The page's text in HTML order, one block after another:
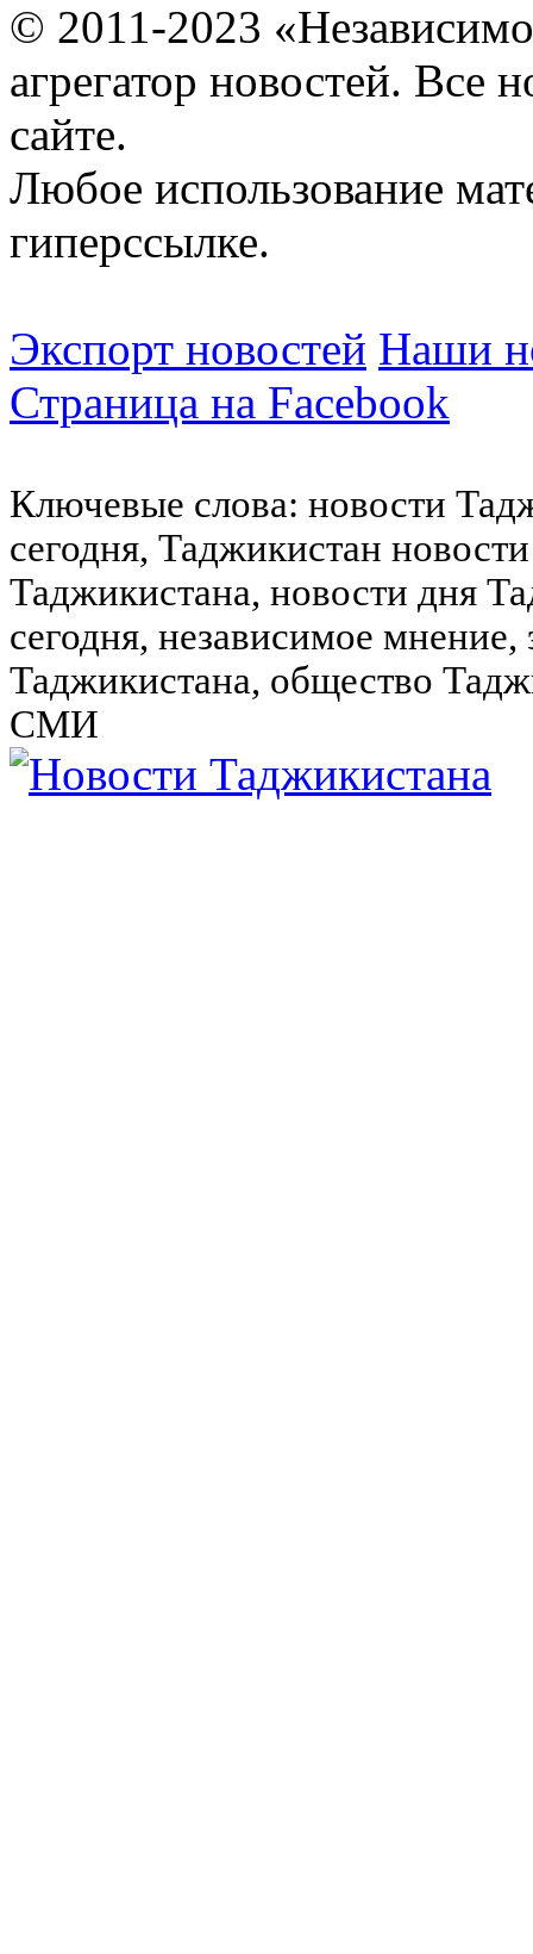
© 2011-2023
агрегатор новостей. Все
сайте.
Любое использование
гиперссылке.
Экспорт новостей Наши
Страница на Facebook
Ключевые слова: новости
сегодня, Таджикистан
Таджикистана, новости дня
сегодня, независимое
Таджикистана, общество
СМИ